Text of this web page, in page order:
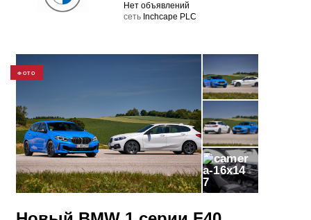
Нет объявлений
cеть Inchcape PLC
ФОТО
7